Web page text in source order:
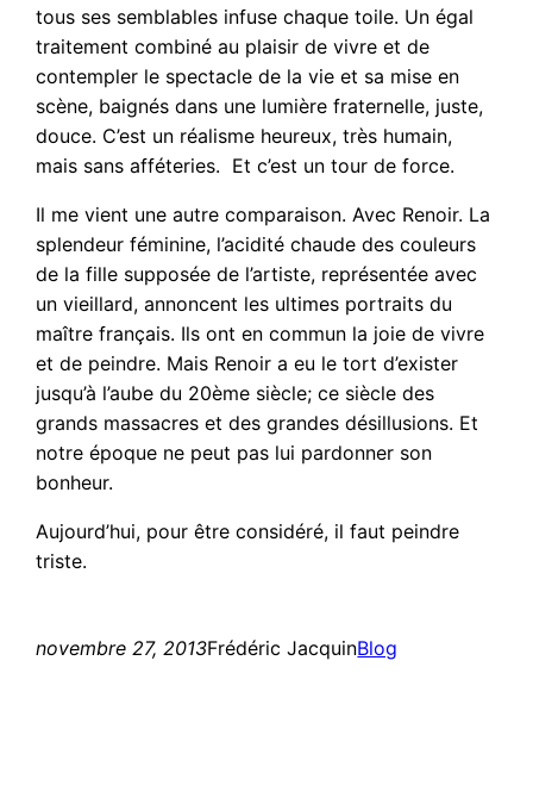
tous ses semblables infuse chaque toile. Un égal
traitement combiné au plaisir de vivre et de
contempler le spectacle de la vie et sa mise en
scène, baignés dans une lumière fraternelle, juste,
douce. C’est un réalisme heureux, très humain,
mais sans afféteries. Et c’est un tour de force.
Il me vient une autre comparaison. Avec Renoir. La
splendeur féminine, l’acidité chaude des couleurs
de la fille supposée de l’artiste, représentée avec
un vieillard, annoncent les ultimes portraits du
maître français. Ils ont en commun la joie de vivre
et de peindre. Mais Renoir a eu le tort d’exister
jusqu’à l’aube du 20ème siècle; ce siècle des
grands massacres et des grandes désillusions. Et
notre époque ne peut pas lui pardonner son
bonheur.
Aujourd’hui, pour être considéré, il faut peindre
triste.
novembre 27, 2013Frédéric JacquinBlog